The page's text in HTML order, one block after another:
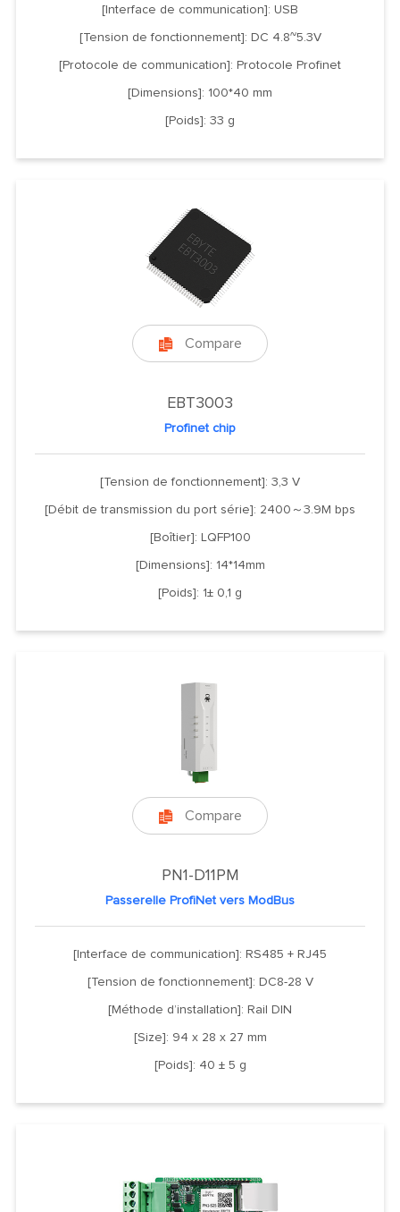
[Interface de communication]: USB
[Tension de fonctionnement]: DC 4.8~5.3V
[Protocole de communication]: Protocole Profinet
[Dimensions]: 100*40 mm
[Poids]: 33 g
 Compare
EBT3003
Profinet chip
[Tension de fonctionnement]: 3,3 V
[Débit de transmission du port série]: 2400～3.9M bps
[Boîtier]: LQFP100
[Dimensions]: 14*14mm
[Poids]: 1± 0,1 g
 Compare
PN1-D11PM
Passerelle ProfiNet vers ModBus
[Interface de communication]: RS485 + RJ45
[Tension de fonctionnement]: DC8-28 V
[Méthode d’installation]: Rail DIN
[Size]: 94 x 28 x 27 mm
[Poids]: 40 ± 5 g